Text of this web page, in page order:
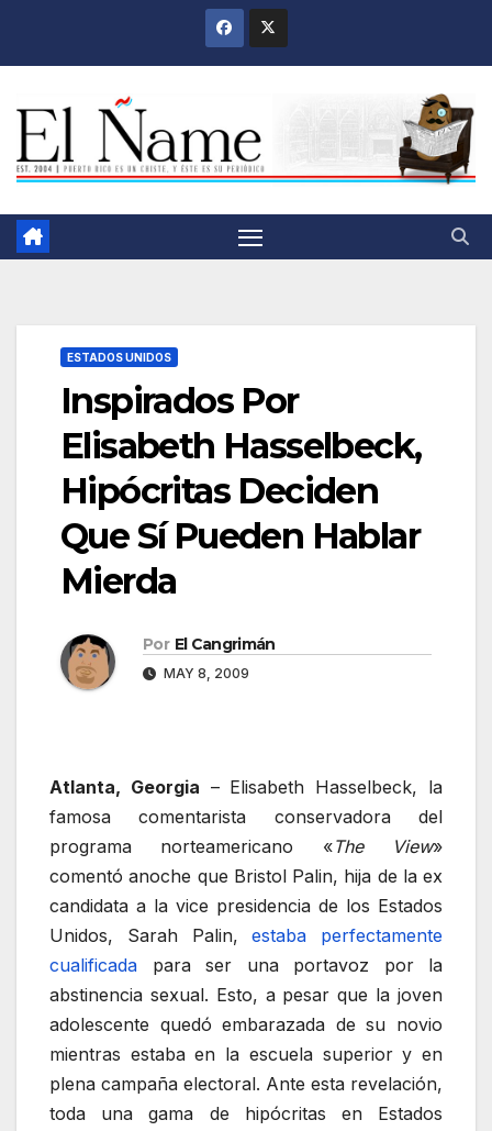
ESTADOS UNIDOS
Inspirados Por
Elisabeth Hasselbeck,
Hipócritas Deciden
Que Sí Pueden Hablar
Mierda
Por El Cangrimán
MAY 8, 2009
Atlanta, Georgia – Elisabeth Hasselbeck, la
famosa comentarista conservadora del
programa norteamericano «The View»
comentó anoche que Bristol Palin, hija de la ex
candidata a la vice presidencia de los Estados
Unidos, Sarah Palin,estaba perfectamente
cualificada para ser una portavoz por la
abstinencia sexual. Esto, a pesar que la joven
adolescente quedó embarazada de su novio
mientras estaba en la escuela superior y en
plena campaña electoral. Ante esta revelación,
toda una gama de hipócritas en Estados